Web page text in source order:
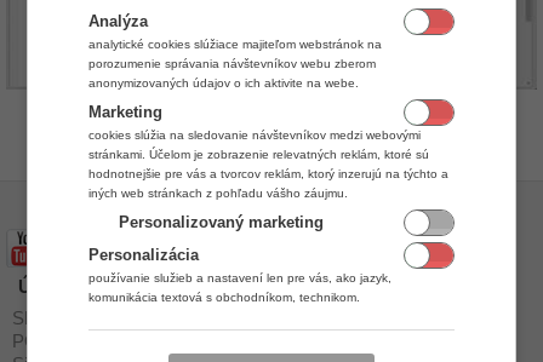
Daniel Jurkovič
Úvod
Skladový program
POS Systém
Stiahnuť
Malé prevádzky
Analýza
analytické cookies slúžiace majiteľom webstránok na
porozumenie správania návštevníkov webu zberom
anonymizovaných údajov o ich aktivite na webe.
Marketing
cookies slúžia na sledovanie návštevníkov medzi webovými
stránkami. Účelom je zobrazenie relevatných reklám, ktoré sú
hodnotnejšie pre vás a tvorcov reklám, ktorý inzerujú na týchto a
iných web stránkach z pohľadu vášho záujmu.
Personalizovaný marketing
Personalizácia
používanie služieb a nastavení len pre vás, ako jazyk,
komunikácia textová s obchodníkom, technikom.